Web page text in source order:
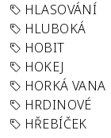
HLASOVÁNÍ
HLUBOKÁ
HOBIT
HOKEJ
HORKÁ VANA
HRDINOVÉ
HŘEBÍČEK